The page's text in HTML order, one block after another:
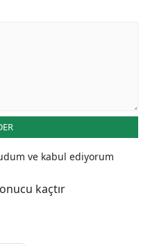
ve kabul ediyorum
kaçtır